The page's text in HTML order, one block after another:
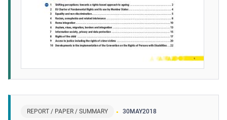
REPORT / PAPER / SUMMARY 30MAY2018